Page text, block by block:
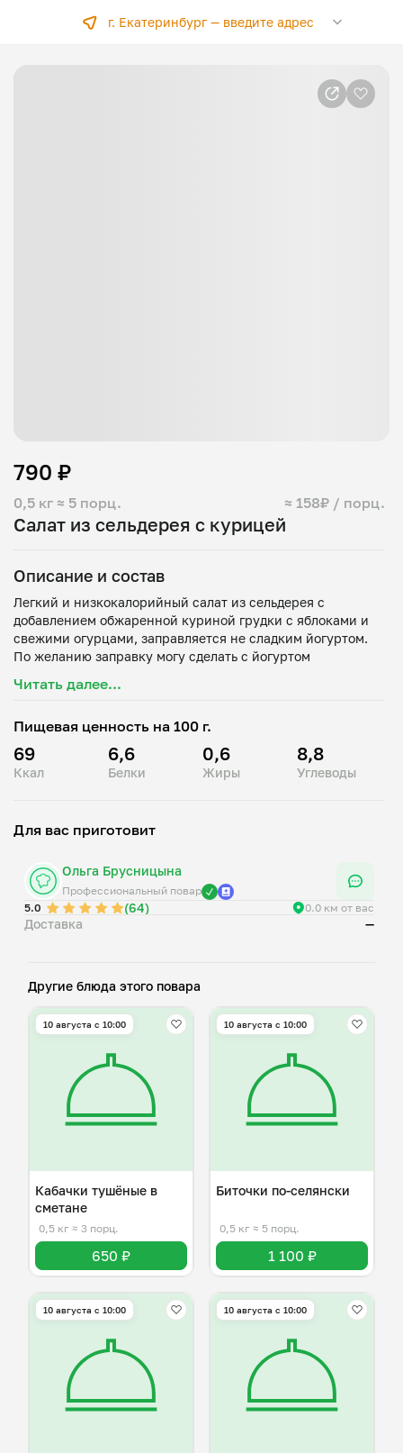
г. Екатеринбург —введите адрес
Салат из сельдерея с курицей
0,5 кг ≈ 5 порц. ≈ 158₽ / порц.
790 ₽
Описание и состав
Легкий и низкокалорийный салат из сельдерея с
добавлением обжаренной куриной грудки с яблоками и
свежими огурцами, заправляется не сладким йогуртом.
По желанию заправку могу сделать с йогуртом
Читать далее...
Пищевая ценность на 100 г.
69
Ккал
6,6
Белки
0,6
Жиры
8,8
Углеводы
Для вас приготовит
Ольга Брусницына
Профессиональный повар
5.0
(64) 0.0 км от вас
Доставка —
Другие блюда этого повара
10 августа с 10:00
Кабачки тушёные в
сметане
0,5 кг ≈ 3 порц.
650 ₽
10 августа с 10:00
Биточки по-селянски
0,5 кг ≈ 5 порц.
1 100 ₽
10 августа с 10:00 10 августа с 10:00